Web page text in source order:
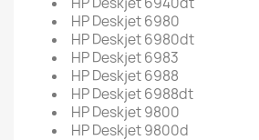
HP Deskjet 6980
HP Deskjet 6980dt
HP Deskjet 6983
HP Deskjet 6988
HP Deskjet 6988dt
HP Deskjet 9800
HP Deskjet 9800d